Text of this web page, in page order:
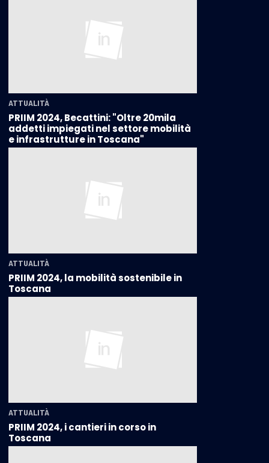
ATTUALITÀ
PRIIM 2024, Becattini: "Oltre 20mila
addetti impiegati nel settore mobilità
e infrastrutture in Toscana"
ATTUALITÀ
PRIIM 2024, la mobilità sostenibile in
Toscana
ATTUALITÀ
PRIIM 2024, i cantieri in corso in
Toscana